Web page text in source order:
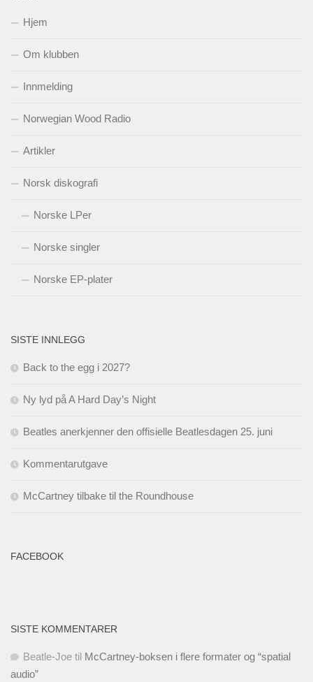
Hjem
Om klubben
Innmelding
Norwegian Wood Radio
Artikler
Norsk diskografi
Norske LPer
Norske singler
Norske EP-plater
SISTE INNLEGG
Back to the egg i 2027?
Ny lyd på A Hard Day’s Night
Beatles anerkjenner den offisielle Beatlesdagen 25. juni
Kommentarutgave
McCartney tilbake til the Roundhouse
FACEBOOK
SISTE KOMMENTARER
Beatle-Joe til McCartney-boksen i flere formater og “spatial
audio”